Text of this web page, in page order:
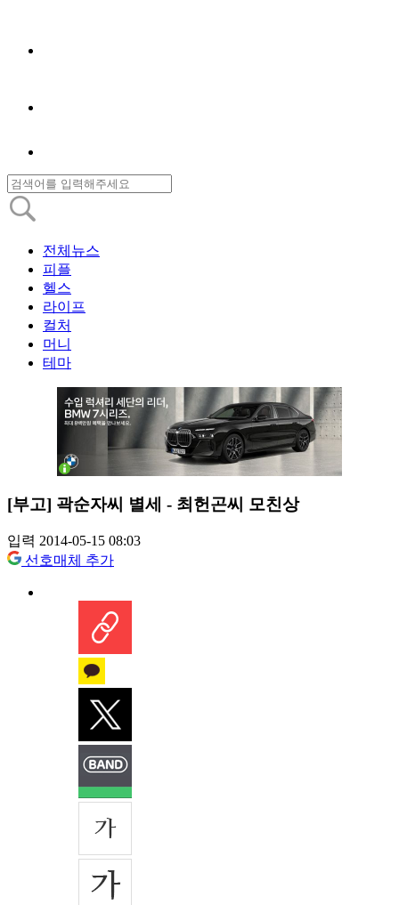
전체뉴스
피플
헬스
라이프
컬처
머니
테마
[부고] 곽순자씨 별세 - 최헌곤씨 모친상
입력 2014-05-15 08:03
선호매체 추가